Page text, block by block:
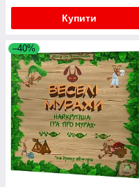
Купити
–40%